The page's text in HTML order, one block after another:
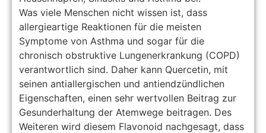
Was viele Menschen nicht wissen ist, dass
allergieartige Reaktionen für die meisten
Symptome von Asthma und sogar für die
chronisch obstruktive Lungenerkrankung (COPD)
verantwortlich sind. Daher kann Quercetin, mit
seinen antiallergischen und antiendzündlichen
Eigenschaften, einen sehr wertvollen Beitrag zur
Gesunderhaltung der Atemwege beitragen. Des
Weiteren wird diesem Flavonoid nachgesagt, dass